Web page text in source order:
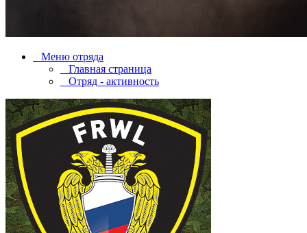
Меню отряда
Главная страница
Отряд - активность